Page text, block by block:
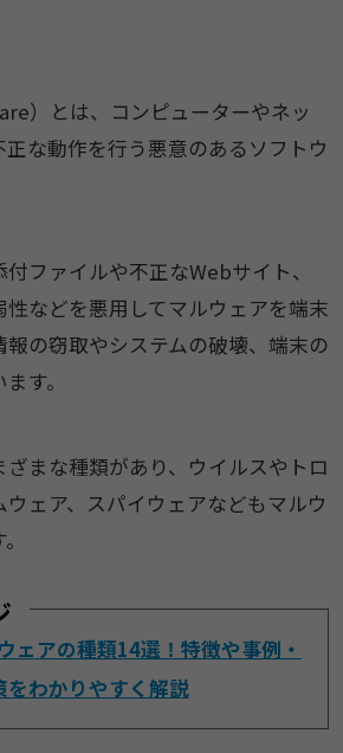
）とは、コンピューターやネッ
正な動作を行う悪意のあるソフトウ
ファイルや不正なWebサイト、
などを悪用してマルウェアを端末
の窃取やシステムの破壊、端末の
す。
まな種類があり、ウイルスやトロ
ェア、スパイウェアなどもマルウ
ェアの種類14選！特徴や事例・
をわかりやすく解説